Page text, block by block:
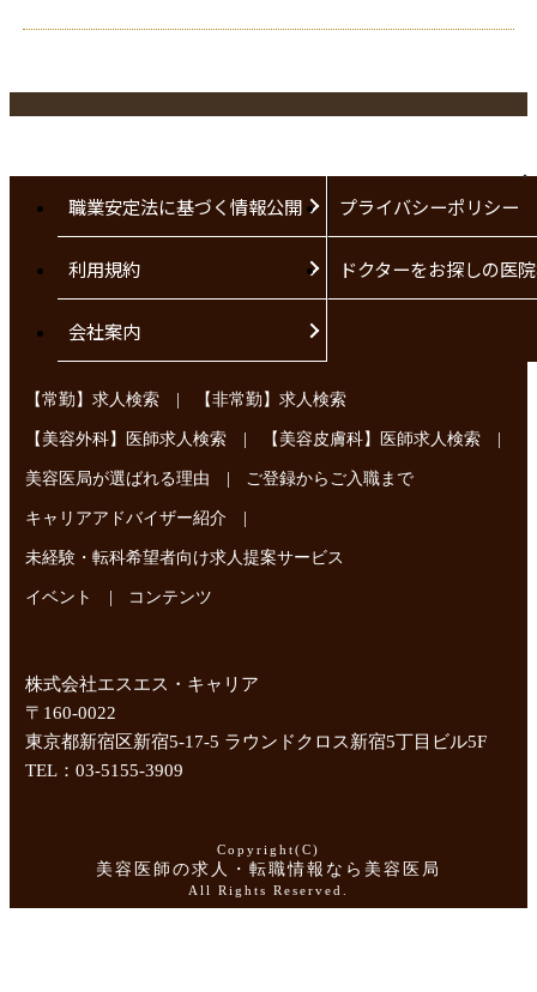
職業安定法に基づく情報公開 プライバシーポリシー
利用規約 ドクターをお探しの医
会社案内
【常勤】求人検索 | 【非常勤】求人検索
【美容外科】医師求人検索 | 【美容皮膚科】医師求人検索 |
美容医局が選ばれる理由 | ご登録からご入職まで
キャリアアドバイザー紹介 |
未経験・転科希望者向け求人提案サービス
イベント | コンテンツ
株式会社エスエス・キャリア
〒160-0022
東京都新宿区新宿5-17-5 ラウンドクロス新宿5丁目ビル5F
TEL：03-5155-3909
Copyright(C)
美容医師の求人・転職情報なら美容医局
All Rights Reserved.